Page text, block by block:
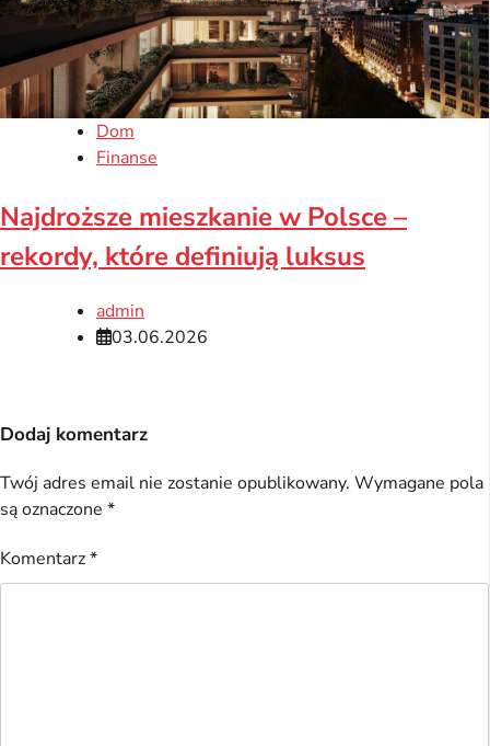
Dom
Finanse
Najdroższe mieszkanie w Polsce –
rekordy, które definiują luksus
admin
03.06.2026
Dodaj komentarz
Twój adres email nie zostanie opublikowany. Wymagane pola
są oznaczone *
Komentarz*